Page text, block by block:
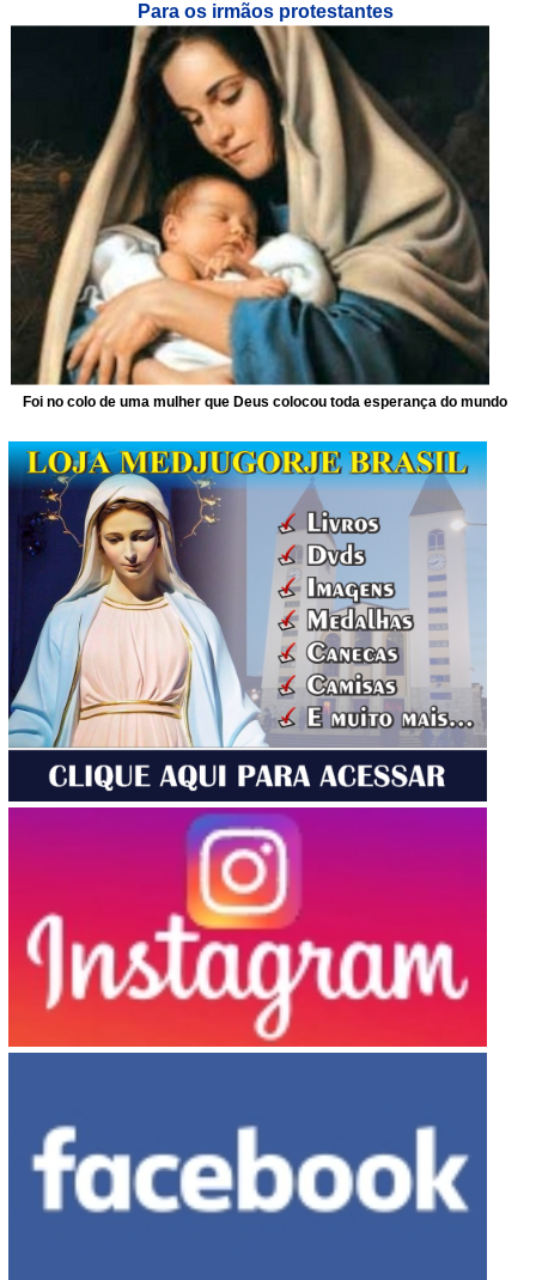
Para os irmãos protestantes
Foi no colo de uma mulher que Deus colocou toda esperança do mundo